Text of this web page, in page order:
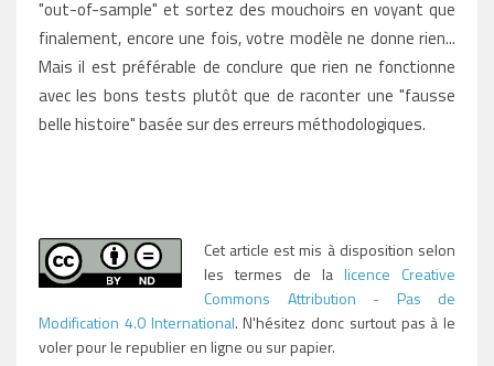
"out-of-sample" et sortez des mouchoirs en voyant que
finalement, encore une fois, votre modèle ne donne rien...
Mais il est préférable de conclure que rien ne fonctionne
avec les bons tests plutôt que de raconter une "fausse
belle histoire" basée sur des erreurs méthodologiques.
Cet article est mis à disposition selon
les termes de la licence Creative
Commons Attribution - Pas de
Modification 4.0 International. N'hésitez donc surtout pas à le
voler pour le republier en ligne ou sur papier.